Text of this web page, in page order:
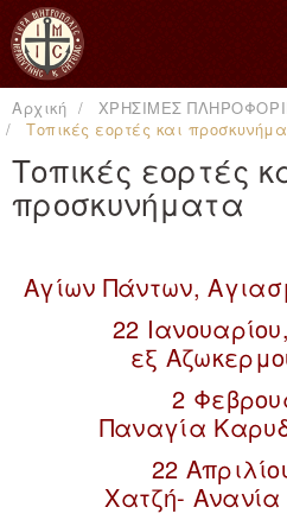
Αρχική
ΧΡΗΣΙΜΕΣ
Τοπικές εορτές και
Τοπικές εορτές
προσκυνήματα
Αγίων Πάντων,
22
εξ
2
Παναγία
22
Χατζή-